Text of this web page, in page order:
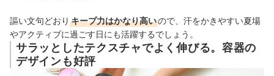
謳い文句どおり キープ力はかなり高いので、汗をかきやすい夏場
やアクティブに過ごす日にも活躍するでしょう。
サラッとしたテクスチャでよく伸びる。容器の
デザインも好評